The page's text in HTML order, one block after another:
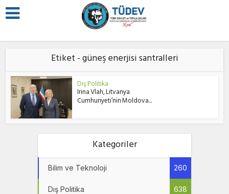
Etiket - güneş enerjisi santralleri
Dış Politika
Irina Vlah, Litvanya
Cumhuriyeti’nin Moldova...
Kategoriler
Bilim ve Teknoloji 260
Dış Politika 638